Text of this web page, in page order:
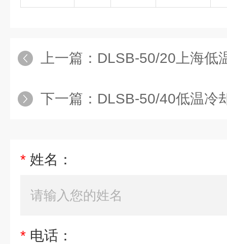
上一篇： DLSB-50/20上海低温冷却
下一篇： DLSB-50/40低温冷却液循
* 姓名：
* 电话：